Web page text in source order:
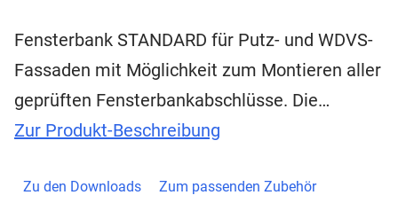
Fensterbank STANDARD für Putz- und WDVS-
Fassaden mit Möglichkeit zum Montieren aller
geprüften Fensterbankabschlüsse. Die…
Zur Produkt-Beschreibung
Zu den Downloads Zum passenden Zubehör